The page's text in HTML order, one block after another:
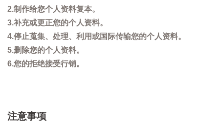
2.制作给您个人资料复本。
3.补充或更正您的个人资料。
4.停止蒐集、处理、利用或国际传输您的个人资料。
5.删除您的个人资料。
6.您的拒绝接受行销。
注意事项